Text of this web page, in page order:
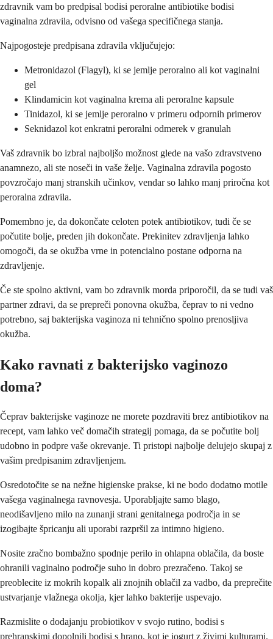
zdravnik vam bo predpisal bodisi peroralne antibiotike bodisi
vaginalna zdravila, odvisno od vašega specifičnega stanja.
Najpogosteje predpisana zdravila vključujejo:
Metronidazol (Flagyl), ki se jemlje peroralno ali kot vaginalni
gel
Klindamicin kot vaginalna krema ali peroralne kapsule
Tinidazol, ki se jemlje peroralno v primeru odpornih primerov
Seknidazol kot enkratni peroralni odmerek v granulah
Vaš zdravnik bo izbral najboljšo možnost glede na vašo zdravstveno
anamnezo, ali ste noseči in vaše želje. Vaginalna zdravila pogosto
povzročajo manj stranskih učinkov, vendar so lahko manj priročna kot
peroralna zdravila.
Pomembno je, da dokončate celoten potek antibiotikov, tudi če se
počutite bolje, preden jih dokončate. Prekinitev zdravljenja lahko
omogoči, da se okužba vrne in potencialno postane odporna na
zdravljenje.
Če ste spolno aktivni, vam bo zdravnik morda priporočil, da se tudi vaš
partner zdravi, da se prepreči ponovna okužba, čeprav to ni vedno
potrebno, saj bakterijska vaginoza ni tehnično spolno prenosljiva
okužba.
Kako ravnati z bakterijsko vaginozo
doma?
Čeprav bakterijske vaginoze ne morete pozdraviti brez antibiotikov na
recept, vam lahko več domačih strategij pomaga, da se počutite bolj
udobno in podpre vaše okrevanje. Ti pristopi najbolje delujejo skupaj z
vašim predpisanim zdravljenjem.
Osredotočite se na nežne higienske prakse, ki ne bodo dodatno motile
vašega vaginalnega ravnovesja. Uporabljajte samo blago,
neodišavljeno milo na zunanji strani genitalnega področja in se
izogibajte špricanju ali uporabi razpršil za intimno higieno.
Nosite zračno bombažno spodnje perilo in ohlapna oblačila, da boste
ohranili vaginalno področje suho in dobro prezračeno. Takoj se
preoblecite iz mokrih kopalk ali znojnih oblačil za vadbo, da preprečite
ustvarjanje vlažnega okolja, kjer lahko bakterije uspevajo.
Razmislite o dodajanju probiotikov v svojo rutino, bodisi s
prehranskimi dopolnili bodisi s hrano, kot je jogurt z živimi kulturami.